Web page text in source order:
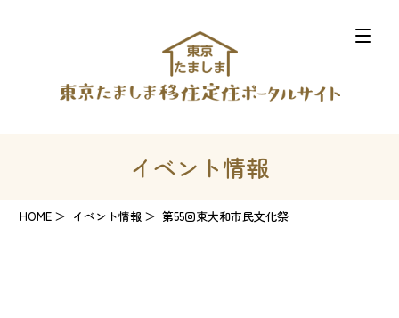
イベント情報
HOME イベント情報 第55回東大和市民文化祭